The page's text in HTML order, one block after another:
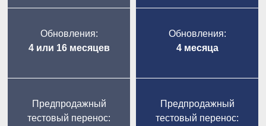
Обновления:
4 или 16 месяцев
Предпродажный
тестовый перенос:
Обновления:
4 месяца
Предпродажный
тестовый перенос: